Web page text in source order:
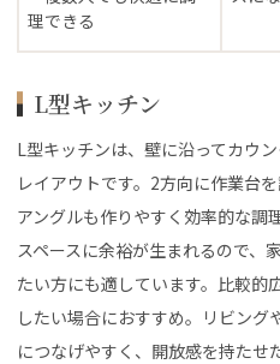
理できる
L型キッチン
L型キッチンは、壁に沿ってカウ
レイアウトです。2方向に作業台
アングルも作りやすく効率的な調
スペースに余裕が生まれるので、
たい方にも適しています。比較的
したい場合におすすめ。リビング
につなげやすく、開放感を持たせ